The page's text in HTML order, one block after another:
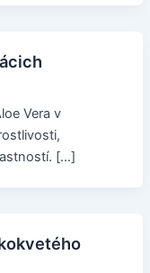
Vera v
[…]